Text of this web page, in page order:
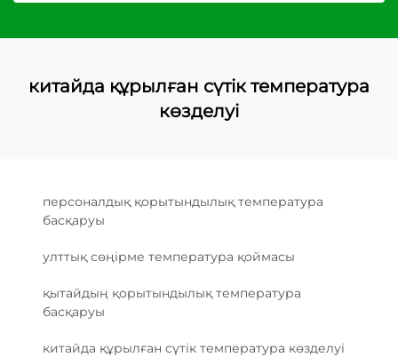
китайда құрылған сүтік температура
көзделуі
персоналдық қорытындылық температура
басқаруы
улттық сөңірме температура қоймасы
қытайдың қорытындылық температура
басқаруы
китайда құрылған сүтік температура көзделуі